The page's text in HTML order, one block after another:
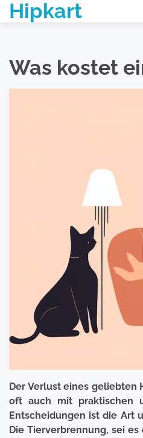
SkipHipkart
Was kostet
Der Verlust eines
oft auch mit praktischen
Entscheidungen ist die Art
Die Tierverbrennung, sei